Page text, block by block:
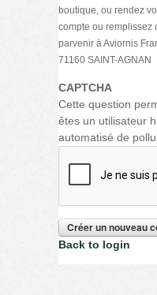
boutique, ou rendez
compte ou remplissez
parvenir à Aviornis
71160 SAINT-AGNAN
CAPTCHA
Cette question
êtes un utilisateur
automatisé de
Back to login